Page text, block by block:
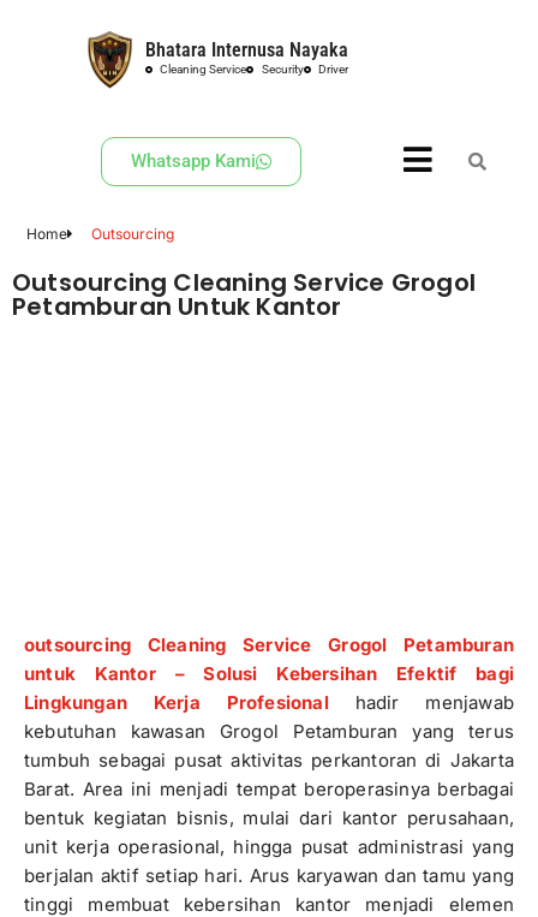
Bhatara Internusa Nayaka
Cleaning Service Security Driver
Whatsapp Kami
Home Outsourcing
Outsourcing Cleaning Service Grogol
Petamburan Untuk Kantor
outsourcing Cleaning Service Grogol Petamburan
untuk Kantor – Solusi Kebersihan Efektif bagi
Lingkungan Kerja Profesionalhadir menjawab
kebutuhan kawasan Grogol Petamburan yang terus
tumbuh sebagai pusat aktivitas perkantoran di Jakarta
Barat. Area ini menjadi tempat beroperasinya berbagai
bentuk kegiatan bisnis, mulai dari kantor perusahaan,
unit kerja operasional, hingga pusat administrasi yang
berjalan aktif setiap hari. Arus karyawan dan tamu yang
tinggi membuat kebersihan kantor menjadi elemen